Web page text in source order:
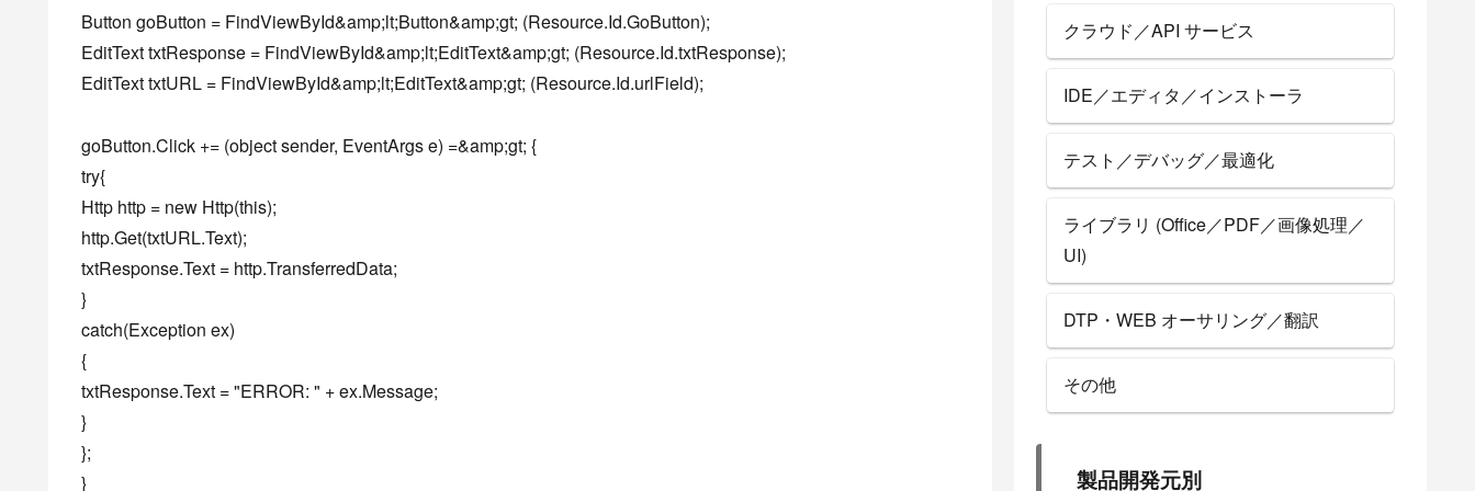
Button goButton = FindViewById&amp;lt;Button&amp;gt; (Resource.Id.GoButton);
EditText txtResponse = FindViewById&amp;lt;EditText&amp;gt; (Resource.Id.txtResponse);
EditText txtURL = FindViewById&amp;lt;EditText&amp;gt; (Resource.Id.urlField);
goButton.Click += (object sender, EventArgs e) =&amp;gt; {
try{
Http http = new Http(this);
http.Get(txtURL.Text);
txtResponse.Text = http.TransferredData;
}
catch(Exception ex)
{
txtResponse.Text = "ERROR: " + ex.Message;
}
};
}
クラウド／API サービス
IDE／エディタ／インストーラ
テスト／デバッグ／最適化
ライブラリ (Office／PDF／画像処理／
UI)
DTP・WEB オーサリング／翻訳
その他
製品開発元別